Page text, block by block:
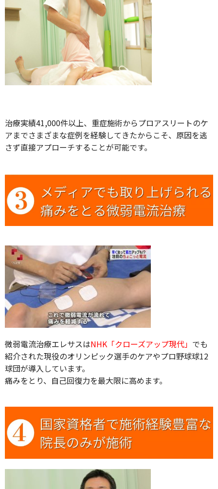
治療実績41,000件以上、重症施術からプロアスリートのケ
アまでさまざまな症例を経験してきたからこそ、原因を逃
さず直接アプローチすることが可能です。
微弱電流治療エレサスはNHK「クローズアップ現代」 でも
紹介された現役のオリンピック選手のケアやプロ野球球12
球団が導入しています。
痛みをとり、自己回復力を最大限に高めます。